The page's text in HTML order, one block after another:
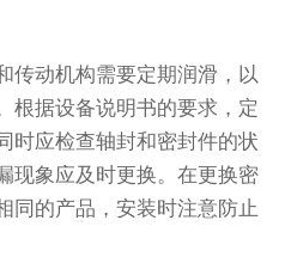
传动机构需要定期润滑，以
根据设备说明书的要求，定
时应检查轴封和密封件的状
现象应及时更换。在更换密
同的产品，安装时注意防止